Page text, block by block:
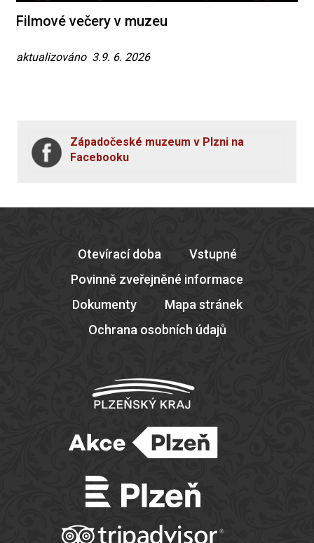
Filmové večery v muzeu
aktualizováno 3.9. 6. 2026
Západočeské muzeum v Plzni na
Facebooku
Otevírací doba
Vstupné
Povinně zveřejněné informace
Dokumenty
Mapa stránek
Ochrana osobních údajů